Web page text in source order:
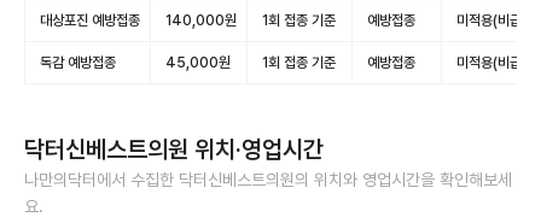
대상포진 예방접종 140,000원 1회 접종 기준 예방접종 미적용(비급여)
독감 예방접종 45,000원 1회 접종 기준 예방접종 미적용(비급여)
닥터신베스트의원 위치·영업시간
나만의닥터에서 수집한 닥터신베스트의원의 위치와 영업시간을 확인해보세
요.